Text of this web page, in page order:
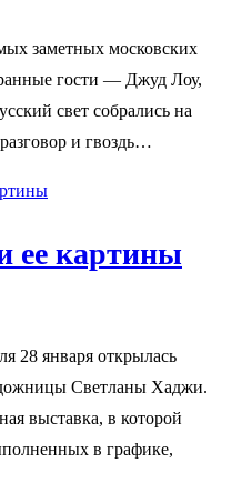
заметных московских
гости — Джуд Лоу,
свет собрались на
и гвоздь…
ее картины
28 января открылась
Светланы Хаджи.
выставка, в которой
в графике,